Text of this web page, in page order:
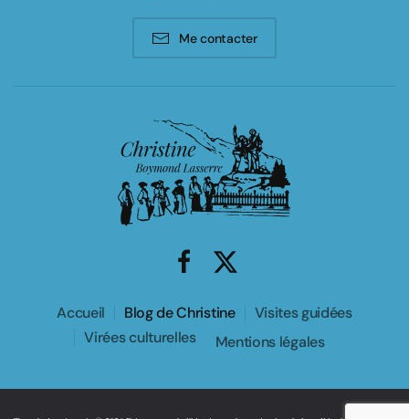
Me contacter
Accueil Blog de Christine
Visites guidées
Virées culturelles
Mentions légales